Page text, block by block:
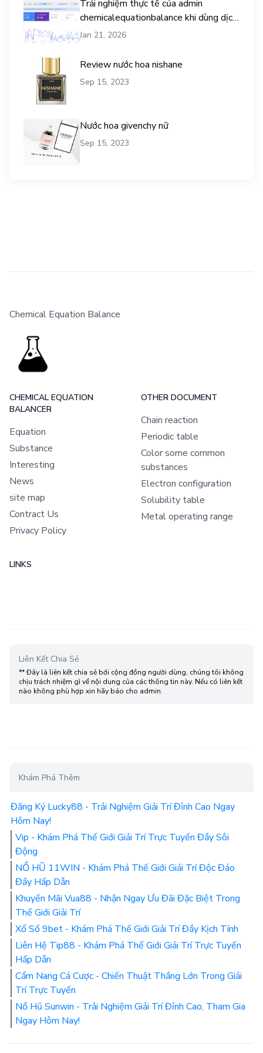
Trải nghiệm thực tế của admin
chemicalequationbalance khi dùng dịch
vụ mua traffic user
Jan 21, 2026
Review nước hoa nishane
Sep 15, 2023
Nước hoa givenchy nữ
Sep 15, 2023
Chemical Equation Balance
CHEMICAL EQUATION
BALANCER
Equation
Substance
Interesting
News
site map
Contract Us
Privacy Policy
OTHER DOCUMENT
Chain reaction
Periodic table
Color some common
substances
Electron configuration
Solubility table
Metal operating range
LINKS
Liên Kết Chia Sẻ
** Đây là liên kết chia sẻ bới cộng đồng người dùng, chúng tôi không
chịu trách nhiệm gì về nội dung của các thông tin này. Nếu có liên kết
nào không phù hợp xin hãy báo cho admin.
Khám Phá Thêm
Đăng Ký Lucky88 - Trải Nghiệm Giải Trí Đỉnh Cao Ngay
Hôm Nay!
Vip - Khám Phá Thế Giới Giải Trí Trực Tuyến Đầy Sôi
Động
NỔ HŨ 11WIN - Khám Phá Thế Giới Giải Trí Độc Đáo
Đầy Hấp Dẫn
Khuyến Mãi Vua88 - Nhận Ngay Ưu Đãi Đặc Biệt Trong
Thế Giới Giải Trí
Xổ Số 9bet - Khám Phá Thế Giới Giải Trí Đầy Kịch Tính
Liên Hệ Tip88 - Khám Phá Thế Giới Giải Trí Trực Tuyến
Hấp Dẫn
Cẩm Nang Cá Cược - Chiến Thuật Thắng Lớn Trong Giải
Trí Trực Tuyến
Nổ Hũ Sunwin - Trải Nghiệm Giải Trí Đỉnh Cao, Tham Gia
Ngay Hôm Nay!